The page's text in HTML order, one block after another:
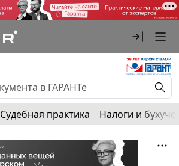
Судебная практика Налоги и